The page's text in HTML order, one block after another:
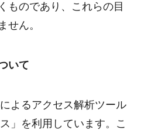
ものであり、これらの目
せん。
いて
よるアクセス解析ツール
」を利用しています。こ